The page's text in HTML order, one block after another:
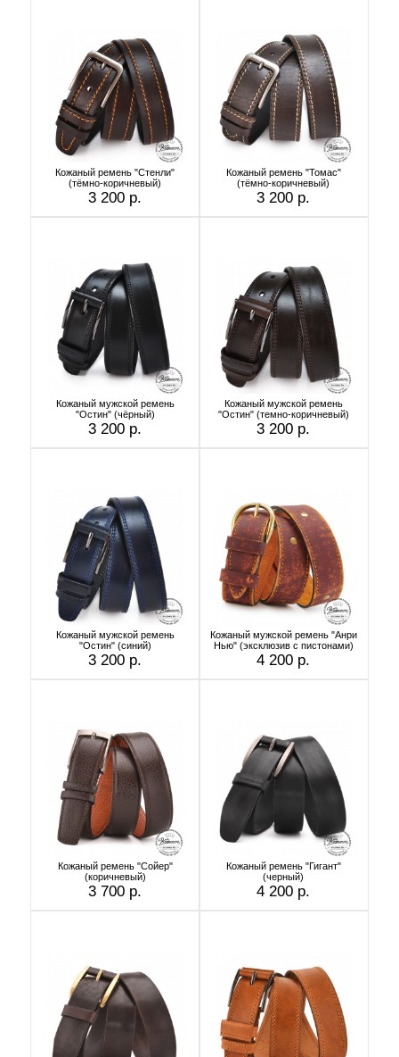
Кожаный ремень "Стенли"
(тёмно-коричневый)
3 200 р.
Кожаный ремень "Томас"
(тёмно-коричневый)
3 200 р.
Кожаный мужской ремень
"Остин" (чёрный)
3 200 р.
Кожаный мужской ремень
"Остин" (темно-коричневый)
3 200 р.
Кожаный мужской ремень
"Остин" (синий)
3 200 р.
Кожаный мужской ремень "Анри
Нью" (эксклюзив с пистонами)
4 200 р.
Кожаный ремень "Сойер"
(коричневый)
3 700 р.
Кожаный ремень "Гигант"
(черный)
4 200 р.